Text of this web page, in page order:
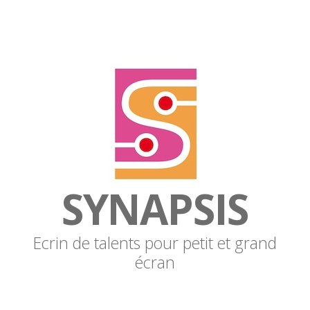
SYNAPSIS
Ecrin de talents pour petit et grand
écran